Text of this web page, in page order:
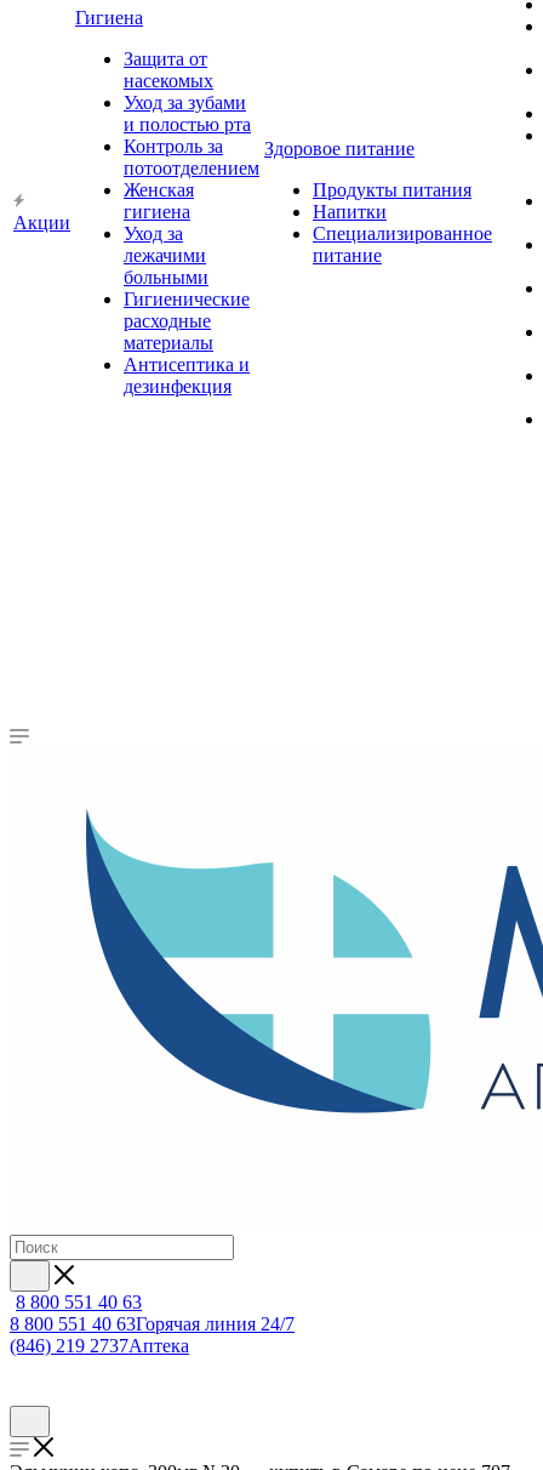
Акции
Гигиена
Защита от
насекомых
Уход за зубами
и полостью рта
Контроль за
потоотделением
Женская
гигиена
Уход за
лежачими
больными
Гигиенические
расходные
материалы
Антисептика и
дезинфекция
Здоровое питание
Продукты питания
Напитки
Специализированное
питание
8 800 551 40 63
8 800 551 40 63Горячая линия 24/7
(846) 219 2737Аптека